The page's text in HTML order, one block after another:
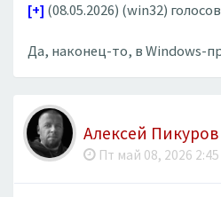
[+] (08.05.2026) (win32)
Да, наконец-то, в Windows-
Алексей Пикуров
Пт май 08, 2026